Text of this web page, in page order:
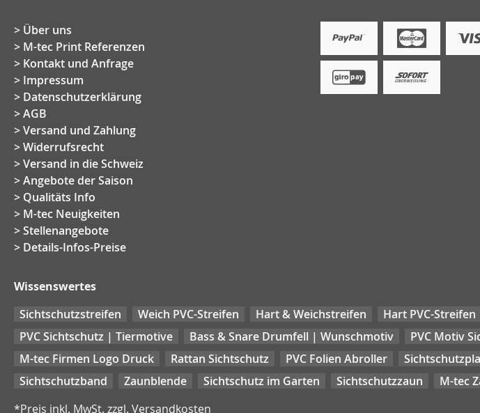
Über uns
M-tec Print Referenzen
Kontakt und Anfrage
Impressum
Datenschutzerklärung
AGB
Versand und Zahlung
Widerrufsrecht
Versand in die Schweiz
Angebote der Saison
Qualitäts Info
M-tec Neuigkeiten
Stellenangebote
Details-Infos-Preise
Wissenswertes
Sichtschutzstreifen
Weich PVC-Streifen Hart & Weichstreifen Hart PVC-Streifen
PVC Sichtschutz | Tiermotive
Bass & Snare Drumfell | Wunschmotiv PVC Motiv
M-tec Firmen Logo Druck
Rattan Sichtschutz PVC Folien Abroller
Sichtschutzband
Zaunblende Sichtschutz im Garten Sichtschutzzaun
M-tec
*Preis inkl. MwSt. zzgl. Versandkosten